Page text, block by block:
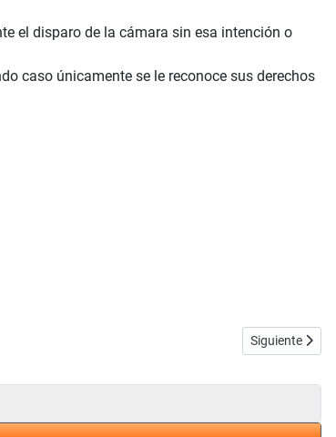
el disparo de la cámara sin esa intención o
caso únicamente se le reconoce sus derechos
Artículo
Siguiente